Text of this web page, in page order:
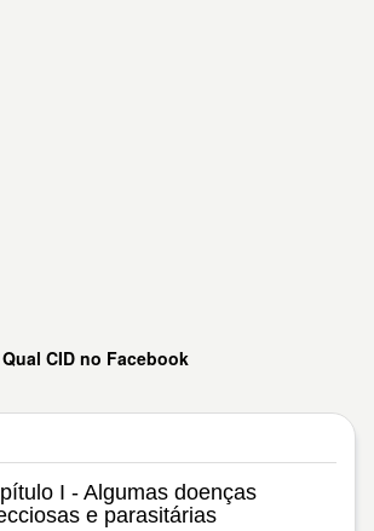
CID no Facebook
I - Algumas doenças
e parasitárias